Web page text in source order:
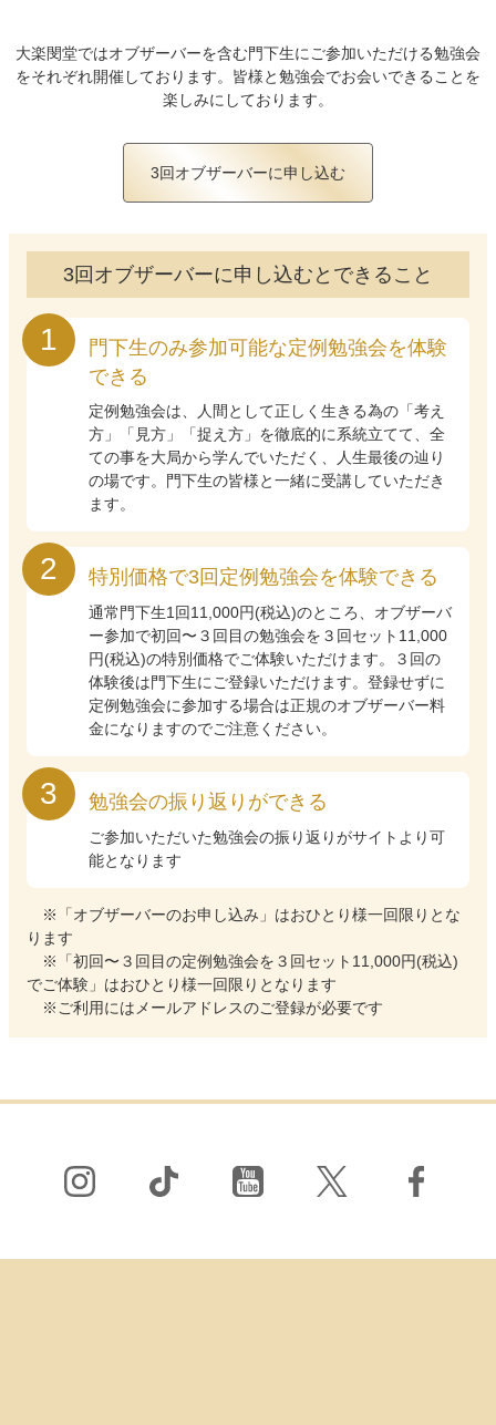
大楽閔堂ではオブザーバーを含む門下生にご参加いただける勉強会
をそれぞれ開催しております。皆様と勉強会でお会いできることを
楽しみにしております。
3回オブザーバーに申し込む
3回オブザーバーに申し込むとできること
門下生のみ参加可能な定例勉強会を体験
できる
定例勉強会は、人間として正しく生きる為の「考え
方」「見方」「捉え方」を徹底的に系統立てて、全
ての事を大局から学んでいただく、人生最後の辿り
の場です。門下生の皆様と一緒に受講していただき
ます。
特別価格で3回定例勉強会を体験できる
通常門下生1回11,000円(税込)のところ、オブザーバ
ー参加で初回〜３回目の勉強会を３回セット11,000
円(税込)の特別価格でご体験いただけます。３回の
体験後は門下生にご登録いただけます。登録せずに
定例勉強会に参加する場合は正規のオブザーバー料
金になりますのでご注意ください。
勉強会の振り返りができる
ご参加いただいた勉強会の振り返りがサイトより可
能となります
「オブザーバーのお申し込み」はおひとり様一回限りとな
ります
「初回〜３回目の定例勉強会を３回セット11,000円(税込)
でご体験」はおひとり様一回限りとなります
ご利用にはメールアドレスのご登録が必要です